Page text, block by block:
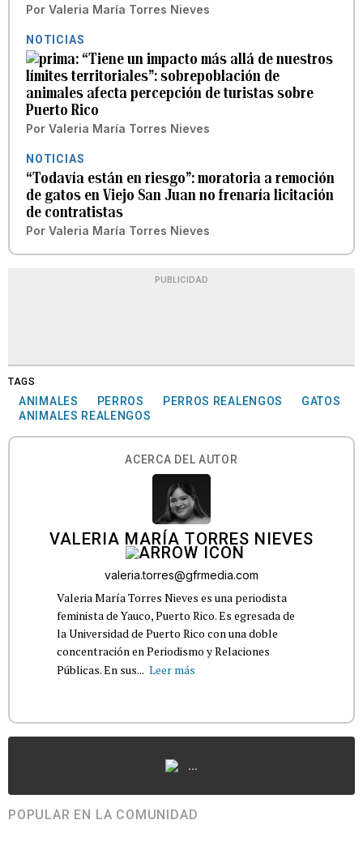
Por Valeria María Torres Nieves
NOTICIAS
“Tiene un impacto más allá de nuestros
límites territoriales”: sobrepoblación de
animales afecta percepción de turistas sobre
Puerto Rico
Por Valeria María Torres Nieves
NOTICIAS
“Todavía están en riesgo”: moratoria a remoción
de gatos en Viejo San Juan no frenaría licitación
de contratistas
Por Valeria María Torres Nieves
PUBLICIDAD
TAGS
ANIMALES PERROS PERROS REALENGOS
GATOS
ANIMALES REALENGOS
ACERCA DEL AUTOR
VALERIA MARÍA TORRES NIEVES
valeria.torres@gfrmedia.com
Valeria María Torres Nieves es una periodista
feminista de Yauco, Puerto Rico. Es egresada de
la Universidad de Puerto Rico con una doble
concentración en Periodismo y Relaciones
Públicas. En sus... Leer más
...
POPULAR EN LA COMUNIDAD